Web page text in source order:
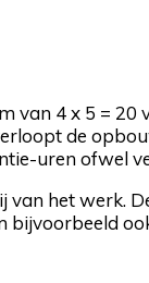
van 4 x 5 = 20
de
uren ofwel
van het werk.